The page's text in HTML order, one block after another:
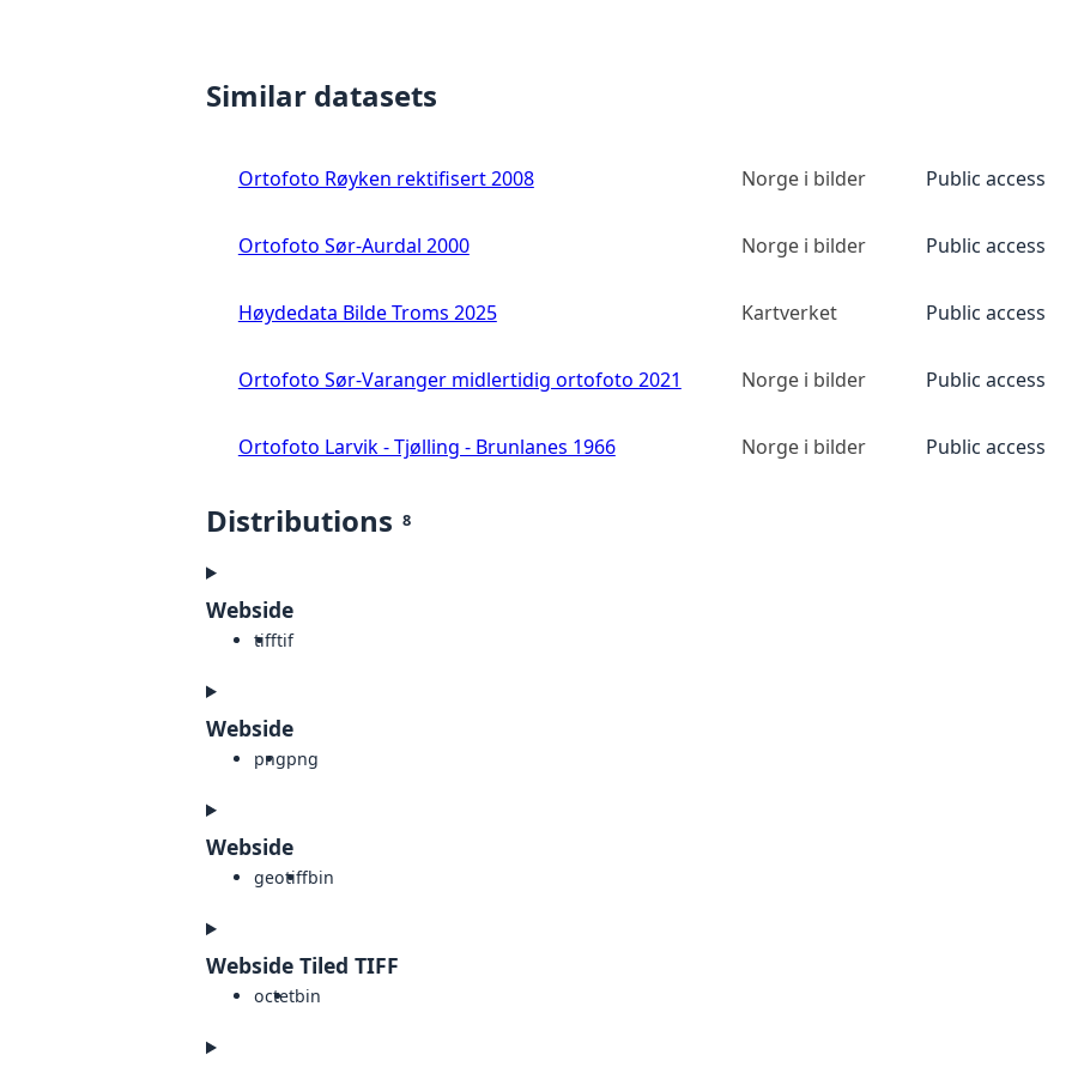
Similar datasets
Ortofoto Røyken rektifisert 2008 Norge i bilder Public access
Ortofoto Sør-Aurdal 2000 Norge i bilder Public access
Høydedata Bilde Troms 2025 Kartverket Public access
Ortofoto Sør-Varanger midlertidig ortofoto 2021 Norge i bilder Public access
Ortofoto Larvik - Tjølling - Brunlanes 1966 Norge i bilder Public access
Distributions 8
Webside
tifftif
Webside
pngpng
Webside
geotiffbin
Webside Tiled TIFF
octetbin